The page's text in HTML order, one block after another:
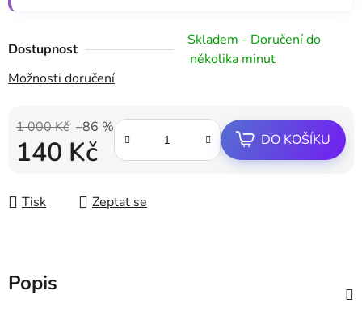
Dostupnost
Skladem - Doručení do
několika minut
Možnosti doručení
1 000 Kč –86 %
140 Kč DO KOŠÍKU
Tisk Zeptat se
Popis